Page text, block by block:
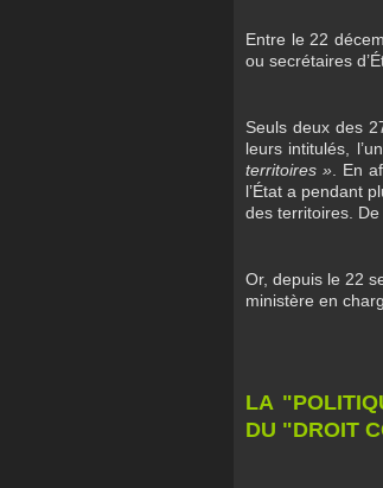
Entre le 22
ou secrétaires
Seuls deux des
leurs intitulés,
territoires » . En
l’État a pendant
des territoires.
Or, depuis le 22
ministère en
LA
DU "DROIT